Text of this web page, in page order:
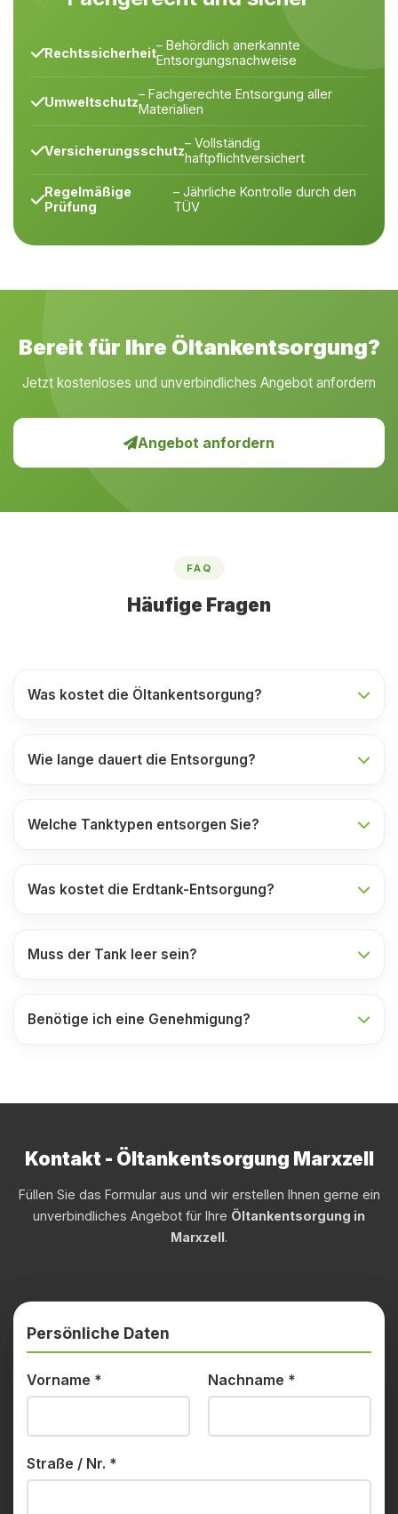
Rechtssicherheit– Behördlich anerkannte
Entsorgungsnachweise
Umweltschutz– Fachgerechte Entsorgung aller
Materialien
Versicherungsschutz– Vollständig
haftpflichtversichert
Regelmäßige
Prüfung
– Jährliche Kontrolle durch den
TÜV
Bereit für Ihre Öltankentsorgung?
Jetzt kostenloses und unverbindliches Angebot anfordern
Angebot anfordern
FAQ
Häufige Fragen
Was kostet die Öltankentsorgung?
Wie lange dauert die Entsorgung?
Welche Tanktypen entsorgen Sie?
Was kostet die Erdtank-Entsorgung?
Muss der Tank leer sein?
Benötige ich eine Genehmigung?
Kontakt - Öltankentsorgung Marxzell
Füllen Sie das Formular aus und wir erstellen Ihnen gerne ein
unverbindliches Angebot für Ihre Öltankentsorgung in
Marxzell.
Persönliche Daten
Vorname * Nachname *
Straße / Nr. *